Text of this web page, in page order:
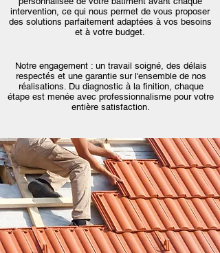
intervention, ce qui nous permet de vous proposer
des solutions parfaitement adaptées à vos besoins
et à votre budget.
Notre engagement : un travail soigné, des délais
respectés et une garantie sur l'ensemble de nos
réalisations. Du diagnostic à la finition, chaque
étape est menée avec professionnalisme pour votre
entière satisfaction.